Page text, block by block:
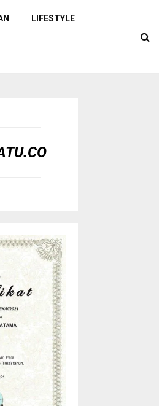
LIFESTYLE